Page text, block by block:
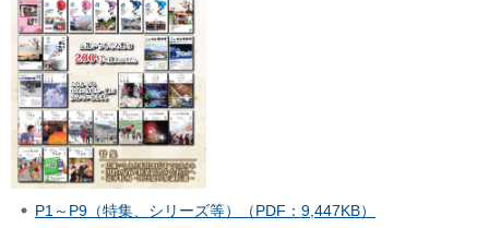
P1～P9（特集、シリーズ等）（PDF：9,447KB）